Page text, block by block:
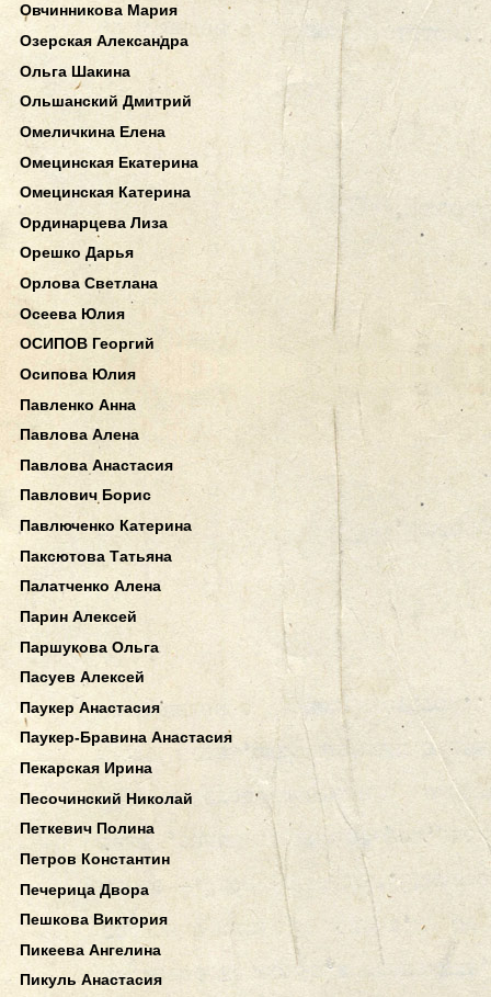
Овчинникова Мария
Озерская Александра
Ольга Шакина
Ольшанский Дмитрий
Омеличкина Елена
Омецинская Екатерина
Омецинская Катерина
Ординарцева Лиза
Орешко Дарья
Орлова Светлана
Осеева Юлия
ОСИПОВ Георгий
Осипова Юлия
Павленко Анна
Павлова Алена
Павлова Анастасия
Павлович Борис
Павлюченко Катерина
Паксютова Татьяна
Палатченко Алена
Парин Алексей
Паршукова Ольга
Пасуев Алексей
Паукер Анастасия
Паукер-Бравина Анастасия
Пекарская Ирина
Песочинский Николай
Петкевич Полина
Петров Константин
Печерица Двора
Пешкова Виктория
Пикеева Ангелина
Пикуль Анастасия